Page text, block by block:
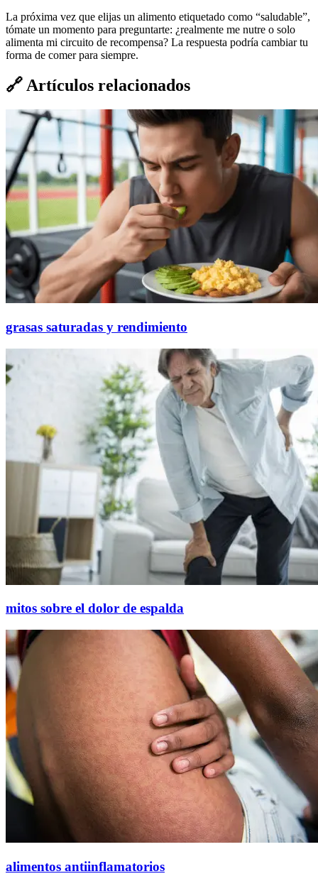
La próxima vez que elijas un alimento etiquetado como “saludable”,
tómate un momento para preguntarte: ¿realmente me nutre o solo
alimenta mi circuito de recompensa? La respuesta podría cambiar tu
forma de comer para siempre.
🔗Artículos relacionados
grasas saturadas y rendimiento
mitos sobre el dolor de espalda
alimentos antiinflamatorios